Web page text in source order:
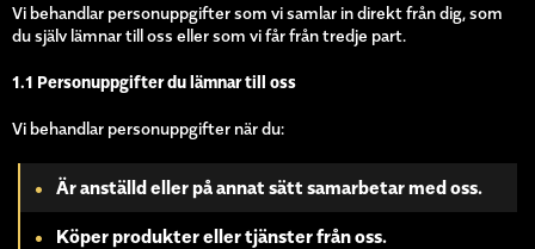
Vi behandlar personuppgifter som vi samlar in direkt från dig, som
du själv lämnar till oss eller som vi får från tredje part.
1.1 Personuppgifter du lämnar till oss
Vi behandlar personuppgifter när du:
Är anställd eller på annat sätt samarbetar med oss.
Köper produkter eller tjänster från oss.